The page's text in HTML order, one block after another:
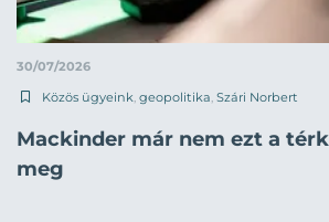
30/07/2026
Közös ügyeink, geopolitika, Szári Norbert
Mackinder már nem ezt a
meg